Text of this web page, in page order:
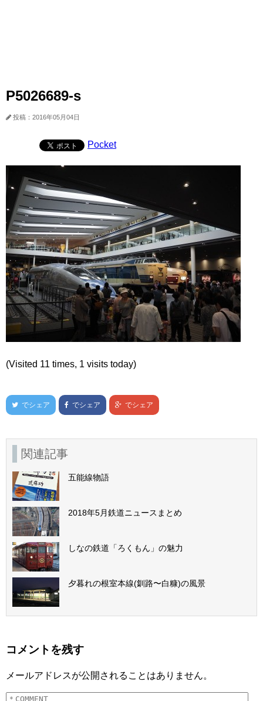
P5026689-s
投稿：2016年05月04日
Pocket
(Visited 11 times, 1 visits today)
でシェア でシェア でシェア
関連記事
五能線物語
2018年5月鉄道ニュースまとめ
しなの鉄道「ろくもん」の魅力
夕暮れの根室本線(釧路〜白糠)の風景
コメントを残す
メールアドレスが公開されることはありません。